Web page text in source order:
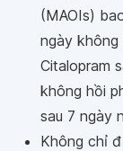
(MAOIs)
ngày không
Citalopram
không hồi
sau 7 ngày
Không chỉ